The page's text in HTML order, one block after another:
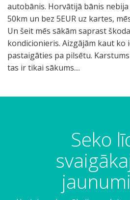
autobānis. Horvātijā bānis
50km un bez 5EUR uz kartes,
Un šeit mēs sākām saprast
kondicionieris. Aizgājām kaut ko
pastaigāties pa pilsētu.
tas ir tikai sākums....
Seko